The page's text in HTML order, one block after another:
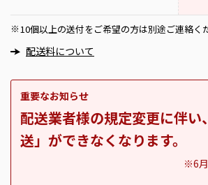
※ 10個以上の送付をご希望の方は別途ご連絡く
配送料について
重要なお知らせ
配送業者様の規定変更に伴い
送」ができなくなります。
※6